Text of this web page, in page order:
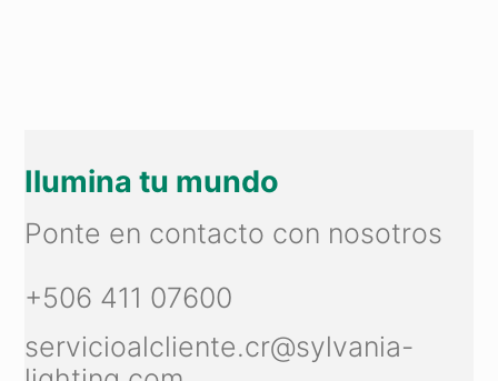
Ilumina tu mundo
Ponte en contacto con nosotros
+506 411 07600
servicioalcliente.cr@sylvania-